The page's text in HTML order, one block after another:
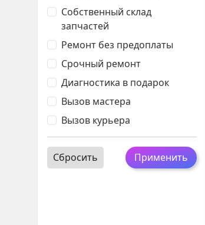
Собственный склад
запчастей
Ремонт без предоплаты
Срочный ремонт
Диагностика в подарок
Вызов мастера
Вызов курьера
Применить
Сбросить